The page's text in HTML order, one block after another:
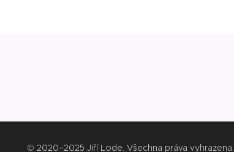
© 2020–2025 Jiří Lode. Všechna práva vyhrazena.